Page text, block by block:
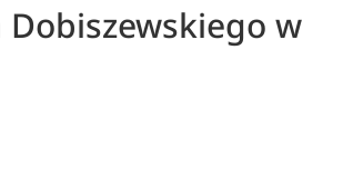
Dobiszewskiego w